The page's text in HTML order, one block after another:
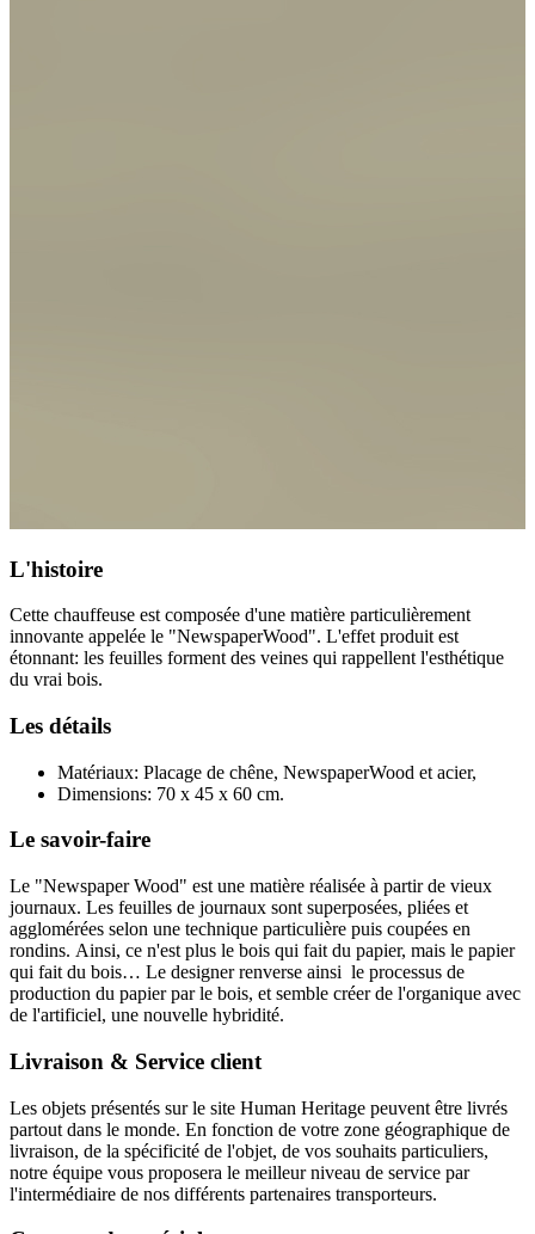
L'histoire
Cette chauffeuse est composée d'une matière particulièrement
innovante appelée le "NewspaperWood". L'effet produit est
étonnant: les feuilles forment des veines qui rappellent l'esthétique
du vrai bois.
Les détails
Matériaux: Placage de chêne, NewspaperWood et acier,
Dimensions: 70 x 45 x 60 cm.
Le savoir-faire
Le "Newspaper Wood" est une matière réalisée à partir de vieux
journaux. Les feuilles de journaux sont superposées, pliées et
agglomérées selon une technique particulière puis coupées en
rondins. Ainsi, ce n'est plus le bois qui fait du papier, mais le papier
qui fait du bois… Le designer renverse ainsi le processus de
production du papier par le bois, et semble créer de l'organique avec
de l'artificiel, une nouvelle hybridité.
Livraison & Service client
Les objets présentés sur le site Human Heritage peuvent être livrés
partout dans le monde. En fonction de votre zone géographique de
livraison, de la spécificité de l'objet, de vos souhaits particuliers,
notre équipe vous proposera le meilleur niveau de service par
l'intermédiaire de nos différents partenaires transporteurs.